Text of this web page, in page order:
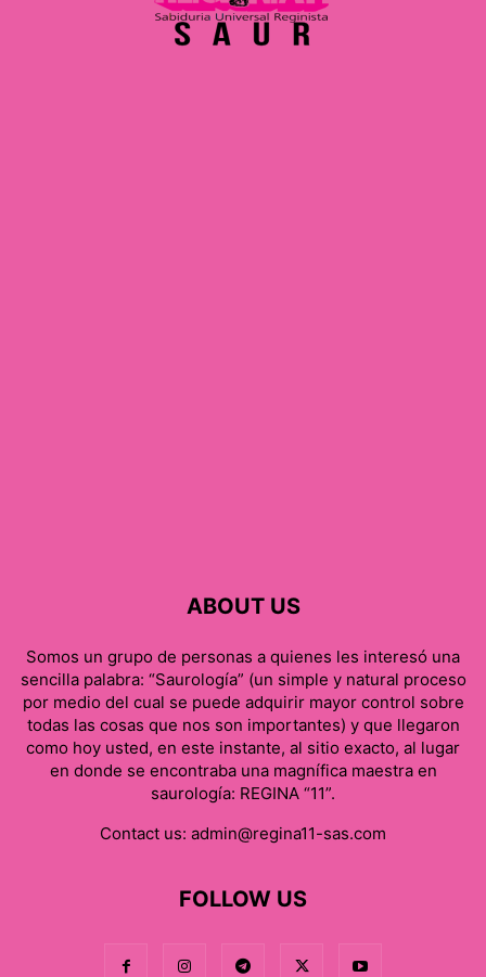
ABOUT US
Somos un grupo de personas a quienes les interesó una
sencilla palabra: “Saurología” (un simple y natural proceso
por medio del cual se puede adquirir mayor control sobre
todas las cosas que nos son importantes) y que llegaron
como hoy usted, en este instante, al sitio exacto, al lugar
en donde se encontraba una magnífica maestra en
saurología: REGINA “11”.
Contact us: admin@regina11-sas.com
FOLLOW US